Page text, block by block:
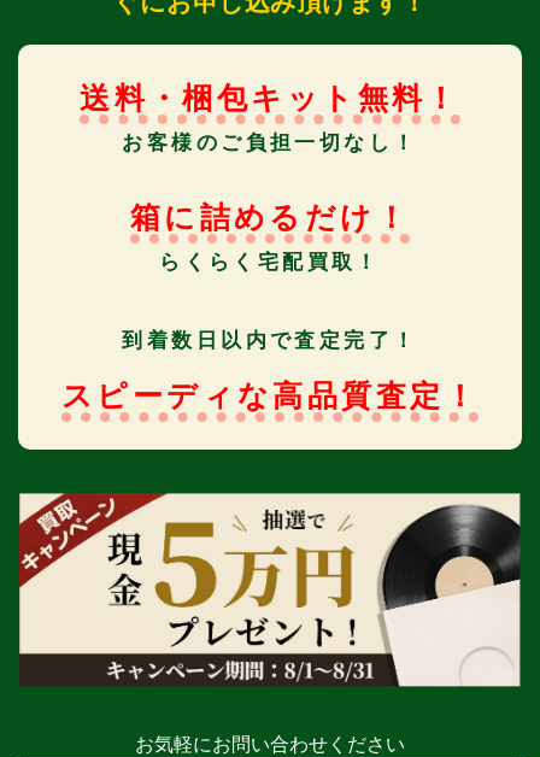
送料・梱包キット無料！
お客様のご負担一切なし！
箱に詰めるだけ！
らくらく宅配買取！
到着数日以内で査定完了！
スピーディな高品質査定！
お気軽にお問い合わせください